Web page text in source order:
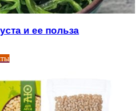
и ее польза